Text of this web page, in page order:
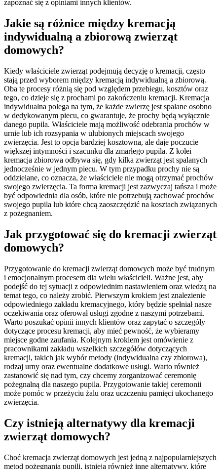
zapoznać się z opiniami innych klientów.
Jakie są różnice między kremacją
indywidualną a zbiorową zwierząt
domowych?
Kiedy właściciele zwierząt podejmują decyzję o kremacji, często
stają przed wyborem między kremacją indywidualną a zbiorową.
Oba te procesy różnią się pod względem przebiegu, kosztów oraz
tego, co dzieje się z prochami po zakończeniu kremacji. Kremacja
indywidualna polega na tym, że każde zwierzę jest spalane osobno
w dedykowanym piecu, co gwarantuje, że prochy będą wyłącznie
danego pupila. Właściciele mają możliwość odebrania prochów w
urnie lub ich rozsypania w ulubionych miejscach swojego
zwierzęcia. Jest to opcja bardziej kosztowna, ale daje poczucie
większej intymności i szacunku dla zmarłego pupila. Z kolei
kremacja zbiorowa odbywa się, gdy kilka zwierząt jest spalanych
jednocześnie w jednym piecu. W tym przypadku prochy nie są
oddzielane, co oznacza, że właściciele nie mogą otrzymać prochów
swojego zwierzęcia. Ta forma kremacji jest zazwyczaj tańsza i może
być odpowiednia dla osób, które nie potrzebują zachować prochów
swojego pupila lub które chcą zaoszczędzić na kosztach związanych
z pożegnaniem.
Jak przygotować się do kremacji zwierząt
domowych?
Przygotowanie do kremacji zwierząt domowych może być trudnym
i emocjonalnym procesem dla wielu właścicieli. Ważne jest, aby
podejść do tej sytuacji z odpowiednim nastawieniem oraz wiedzą na
temat tego, co należy zrobić. Pierwszym krokiem jest znalezienie
odpowiedniego zakładu kremacyjnego, który będzie spełniał nasze
oczekiwania oraz oferował usługi zgodne z naszymi potrzebami.
Warto poszukać opinii innych klientów oraz zapytać o szczegóły
dotyczące procesu kremacji, aby mieć pewność, że wybieramy
miejsce godne zaufania. Kolejnym krokiem jest omówienie z
pracownikami zakładu wszelkich szczegółów dotyczących
kremacji, takich jak wybór metody (indywidualna czy zbiorowa),
rodzaj urny oraz ewentualne dodatkowe usługi. Warto również
zastanowić się nad tym, czy chcemy zorganizować ceremonię
pożegnalną dla naszego pupila. Przygotowanie takiej ceremonii
może pomóc w przeżyciu żalu oraz uczczeniu pamięci ukochanego
zwierzęcia.
Czy istnieją alternatywy dla kremacji
zwierząt domowych?
Choć kremacja zwierząt domowych jest jedną z najpopularniejszych
metod pożegnania pupili, istnieją również inne alternatywy, które